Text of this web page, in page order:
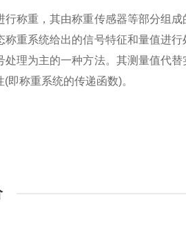
行称重，其由称重传感器等部分组
称重系统给出的信号特征和量值进
处理为主的一种方法。其测量值代
即称重系统的传递函数)。